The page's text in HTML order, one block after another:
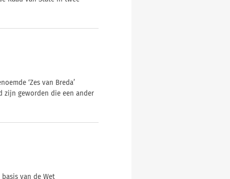
‘Zes van Breda’
zijn geworden die een ander
van de Wet